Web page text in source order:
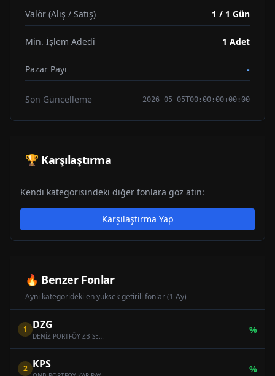
Valör (Alış / Satış) 1 / 1 Gün
Min. İşlem Adedi 1 Adet
Pazar Payı -
Son Güncelleme 2026-05-05T00:00:00+00:00
🏆 Karşılaştırma
Kendi kategorisindeki diğer fonlara göz atın:
Karşılaştırma Yap
🔥 Benzer Fonlar
Aynı kategorideki en yüksek getirili fonlar (1 Ay)
1 DZG
DENİZ PORTFÖY ZB SERBEST (DÖVİZ) ÖZEL FON
%
2 KPS %